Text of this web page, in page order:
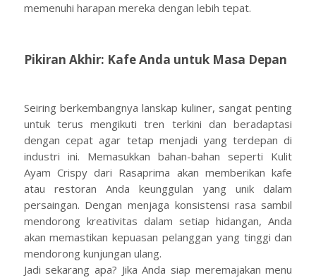
memenuhi harapan mereka dengan lebih tepat.
Pikiran Akhir: Kafe Anda untuk Masa Depan
Seiring berkembangnya lanskap kuliner, sangat penting
untuk terus mengikuti tren terkini dan beradaptasi
dengan cepat agar tetap menjadi yang terdepan di
industri ini. Memasukkan bahan-bahan seperti Kulit
Ayam Crispy dari Rasaprima akan memberikan kafe
atau restoran Anda keunggulan yang unik dalam
persaingan. Dengan menjaga konsistensi rasa sambil
mendorong kreativitas dalam setiap hidangan, Anda
akan memastikan kepuasan pelanggan yang tinggi dan
mendorong kunjungan ulang.
Jadi sekarang apa? Jika Anda siap meremajakan menu